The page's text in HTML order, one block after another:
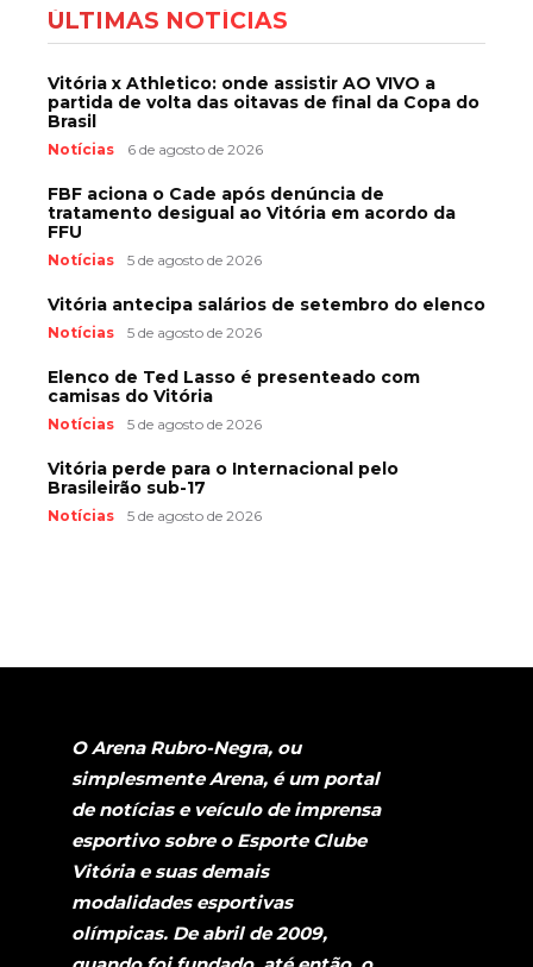
ÚLTIMAS NOTÍCIAS
Vitória x Athletico: onde assistir AO VIVO a
partida de volta das oitavas de final da Copa do
Brasil
Notícias 6 de agosto de 2026
FBF aciona o Cade após denúncia de
tratamento desigual ao Vitória em acordo da
FFU
Notícias 5 de agosto de 2026
Vitória antecipa salários de setembro do elenco
Notícias 5 de agosto de 2026
Elenco de Ted Lasso é presenteado com
camisas do Vitória
Notícias 5 de agosto de 2026
Vitória perde para o Internacional pelo
Brasileirão sub-17
Notícias 5 de agosto de 2026
O Arena Rubro-Negra, ou
simplesmente Arena, é um portal
de notícias e veículo de imprensa
esportivo sobre o Esporte Clube
Vitória e suas demais
modalidades esportivas
olímpicas. De abril de 2009,